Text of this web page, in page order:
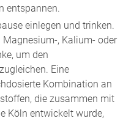
entspannen.
einlegen und trinken.
, Kalium- oder
um den
Eine
Kombination an
die zusammen mit
Köln entwickelt wurde,